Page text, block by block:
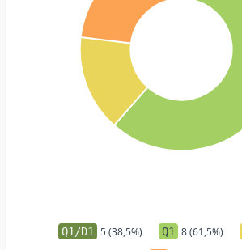
Q1/D1 5 (38,5%) Q1 8 (61,5%)